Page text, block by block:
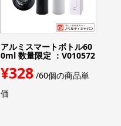
アルミスマートボトル60
0ml 数量限定 ：V010572
¥328 /60個の商品単
価